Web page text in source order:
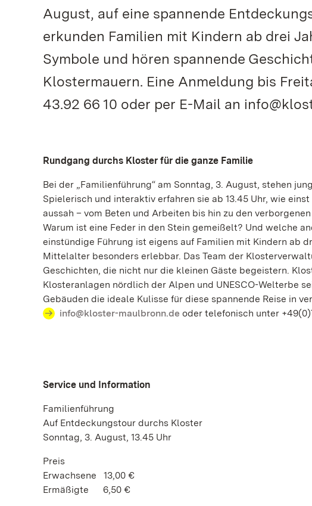
August, auf eine spannende
erkunden Familien mit Kindern ab drei
Symbole und hören spannende
Klostermauern. Eine Anmeldung bis
43.92 66 10 oder per E-Mail an
Rundgang durchs Kloster für die ganze Familie
Bei der „Familienführung“ am Sonntag, 3. August, stehen
Spielerisch und interaktiv erfahren sie ab 13.45 Uhr, wie
aussah – vom Beten und Arbeiten bis hin zu den
Warum ist eine Feder in den Stein gemeißelt? Und welche
einstündige Führung ist eigens auf Familien mit Kindern ab
Mittelalter besonders erlebbar. Das Team der
Geschichten, die nicht nur die kleinen Gäste begeistern.
Klosteranlagen nördlich der Alpen und UNESCO-Welterbe
Gebäuden die ideale Kulisse für diese spannende Reise in
info@kloster-maulbronn.de oder telefonisch unter
Service und Information
Familienführung
Auf Entdeckungstour durchs Kloster
Sonntag, 3. August, 13.45 Uhr
Preis
Erwachsene 13,00 €
Ermäßigte 6,50 €